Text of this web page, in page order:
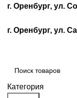
г. Оренбург, ул.
г. Оренбург, ул.
Категория